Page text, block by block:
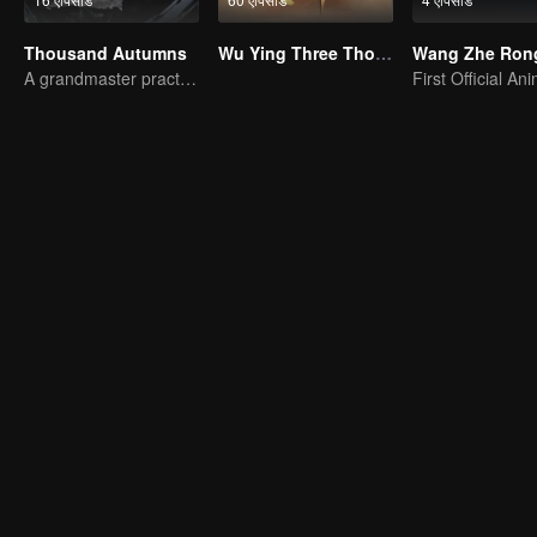
Thousand Autumns
A grandmaster practices martial arts techniques in human world.
Wu Ying Three Thousand Paths